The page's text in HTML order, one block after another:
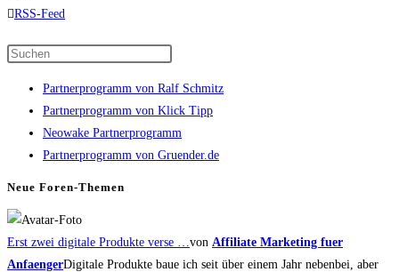
für
nach
für
nach
RSS-Feed
to
close
the
search
Partnerprogramm von Ralf Schmitz
Partnerprogramm von Klick Tipp
Neowake Partnerprogramm
Partnerprogramm von Gruender.de
Neue Foren-Themen
Erst zwei digitale Produkte verse … von Affiliate Marketing fuer
AnfaengerDigitale Produkte baue ich seit über einem Jahr nebenbei, aber